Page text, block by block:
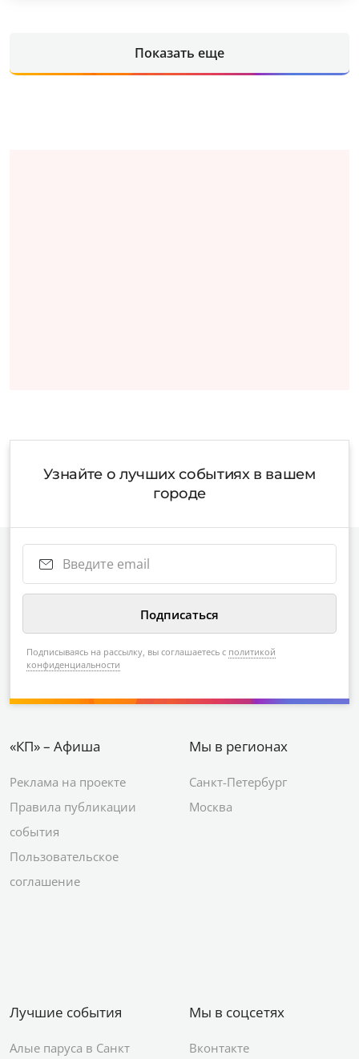
Показать еще
Узнайте о лучших событиях в вашем
городе
Подписываясь на рассылку, вы соглашаетесь с политикой
конфиденциальности
«КП» – Афиша
Реклама на проекте
Правила публикации
события
Пользовательское
соглашение
Мы в регионах
Санкт-Петербург
Москва
Лучшие события
Алые паруса в Санкт
Мы в соцсетях
Вконтакте